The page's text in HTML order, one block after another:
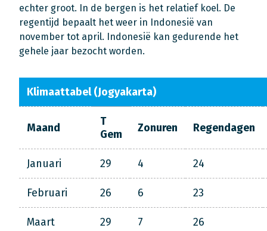
echter groot. In de bergen is het relatief koel. De
regentijd bepaalt het weer in Indonesië van
november tot april. Indonesië kan gedurende het
gehele jaar bezocht worden.
Klimaattabel (Jogyakarta)
Maand
T
Gem
Zonuren Regendagen
Januari 29 4 24
Februari 26 6 23
Maart 29 7 26